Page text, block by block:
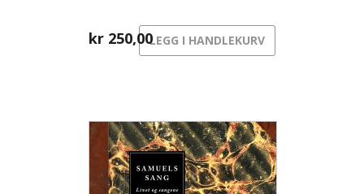
kr 250,00LEGG I HANDLEKURV